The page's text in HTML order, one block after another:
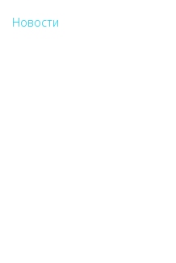
Новости